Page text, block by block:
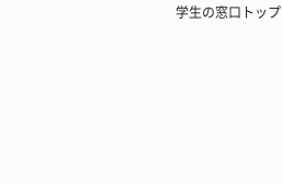
学生の窓口トップ